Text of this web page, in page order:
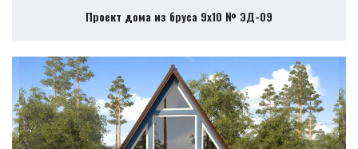
Проект дома из бруса 9х10 № ЭД-09